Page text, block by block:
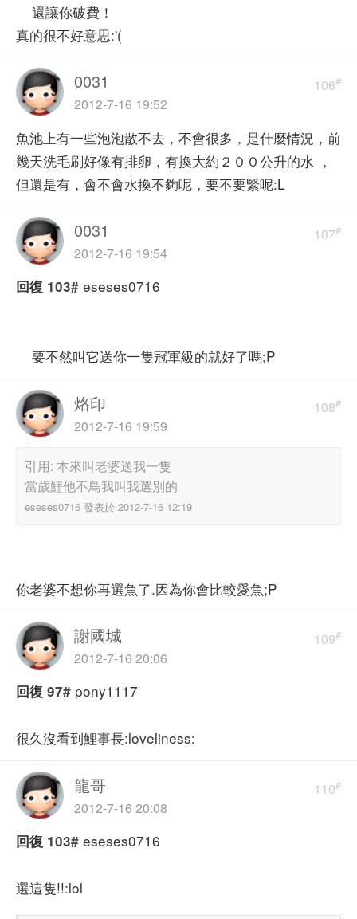
還讓你破費！
真的很不好意思:'(
106#
0031
2012-7-16 19:52
魚池上有一些泡泡散不去，不會很多，是什麼情況，前
幾天洗毛刷好像有排卵，有換大約２００公升的水 ，
但還是有，會不會水換不夠呢，要不要緊呢:L
107#
0031
2012-7-16 19:54
回復 103# eseses0716
要不然叫它送你一隻冠軍級的就好了嗎;P
108#
烙印
2012-7-16 19:59
引用: 本來叫老婆送我一隻
當歲鯉他不鳥我叫我選別的
eseses0716 發表於 2012-7-16 12:19
你老婆不想你再選魚了.因為你會比較愛魚;P
109#
謝國城
2012-7-16 20:06
回復 97# pony1117
很久沒看到鯉事長:loveliness:
110#
龍哥
2012-7-16 20:08
回復 103# eseses0716
選這隻!!:lol